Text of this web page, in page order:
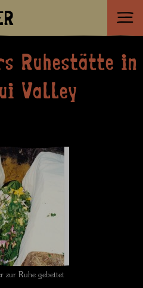
Ruhestätte in
Valley
zur Ruhe gebettet